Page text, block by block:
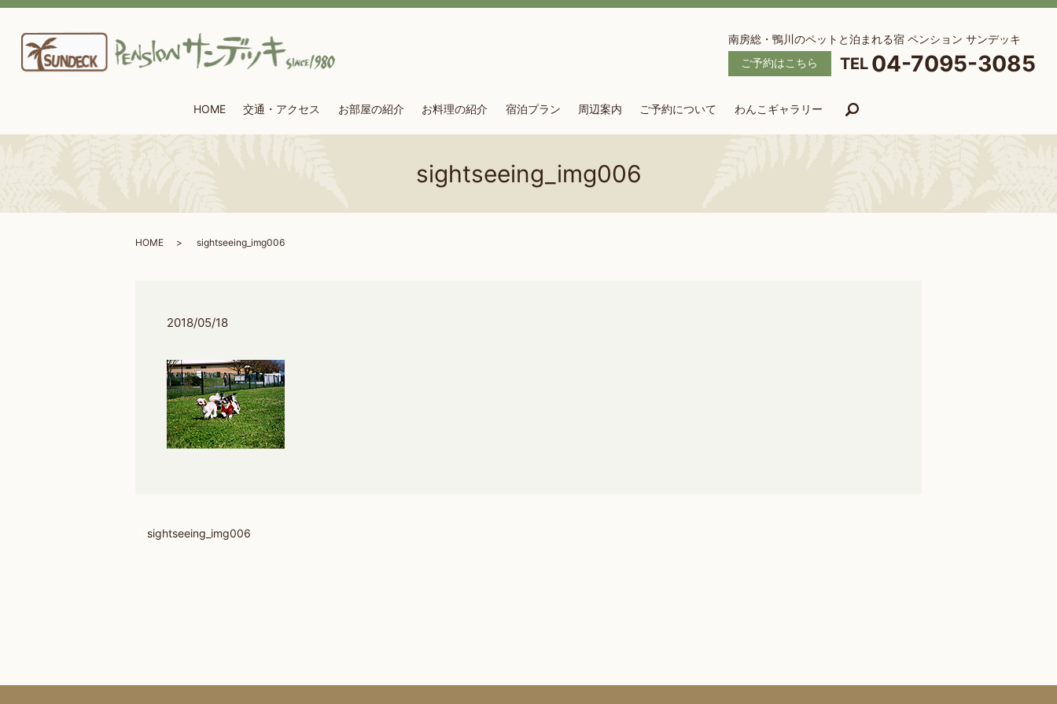
HOME 交通・アクセス お部屋の紹介 お料理の紹介 宿泊プラン 周辺案内 ご予約について わんこギャラリー
南房総・鴨川のペットと泊まれる宿 ペンション サンデッキ
ご予約はこちら
04-7095-3085
sightseeing_img006
HOME sightseeing_img006
2018/05/18
sightseeing_img006